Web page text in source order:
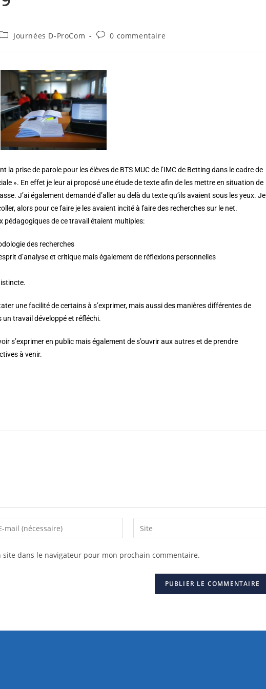
Journées D-ProCom 0 commentaire
la prise de parole pour les élèves de BTS MUC de l’IMC de Betting dans le cadre de
». En effet je leur ai proposé une étude de texte afin de les mettre en situation de
J’ai également demandé d’aller au delà du texte qu’ils avaient sous les yeux. Je
alors pour ce faire je les avaient incité à faire des recherches sur le net.
pédagogiques de ce travail étaient multiples:
des recherches
d’analyse et critique mais également de réflexions personnelles
une facilité de certains à s’exprimer, mais aussi des manières différentes de
travail développé et réfléchi.
s’exprimer en public mais également de s’ouvrir aux autres et de prendre
à venir.
dans le navigateur pour mon prochain commentaire.